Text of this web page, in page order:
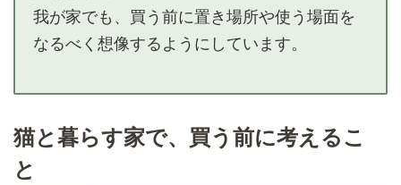
我が家でも、買う前に置き場所や使う場面を
なるべく想像するようにしています。
猫と暮らす家で、買う前に考えるこ
と